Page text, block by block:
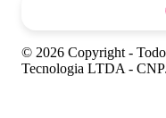
© 2026 Copyright -
Tecnologia LTDA -